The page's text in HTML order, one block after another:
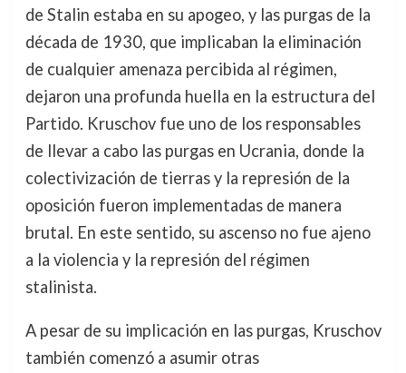
de Stalin estaba en su apogeo, y las purgas de la
década de 1930, que implicaban la eliminación
de cualquier amenaza percibida al régimen,
dejaron una profunda huella en la estructura del
Partido. Kruschov fue uno de los responsables
de llevar a cabo las purgas en Ucrania, donde la
colectivización de tierras y la represión de la
oposición fueron implementadas de manera
brutal. En este sentido, su ascenso no fue ajeno
a la violencia y la represión del régimen
stalinista.
A pesar de su implicación en las purgas, Kruschov
también comenzó a asumir otras